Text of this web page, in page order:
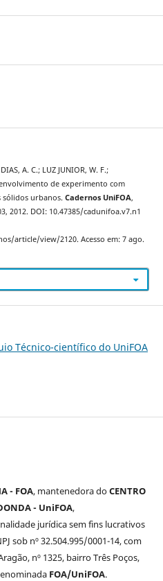
A. C.; LUZ JUNIOR, W. F.;
de experimento com
sólidos urbanos. Cadernos UniFOA,
2012. DOI: 10.47385/cadunifoa.v7.n1
article/view/2120. Acesso em: 7 ago.
Técnico-científico do UniFOA
- FOA, mantenedora doCENTRO
- UniFOA,
jurídica sem fins lucrativos
sob nº 32.504.995/0001-14, com
nº 1325, bairro Três Poços,
FOA/UniFOA.